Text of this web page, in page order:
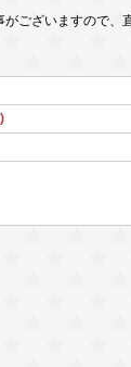
ございますので、